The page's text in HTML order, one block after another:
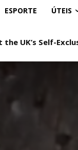
ESPORTE ÚTEIS
UK’s Self-